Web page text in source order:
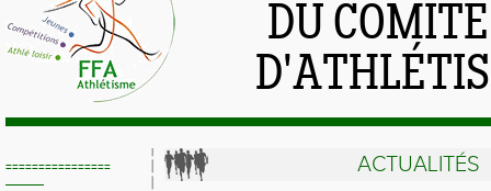
DU
================ ACTUALITÉS